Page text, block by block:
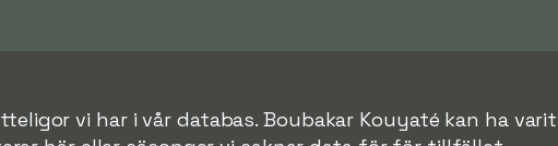
vi har i vår databas. Boubakar Kouyaté kan ha